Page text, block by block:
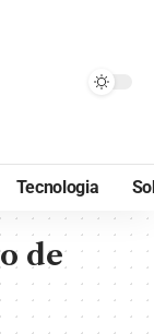
Tecnologia
de